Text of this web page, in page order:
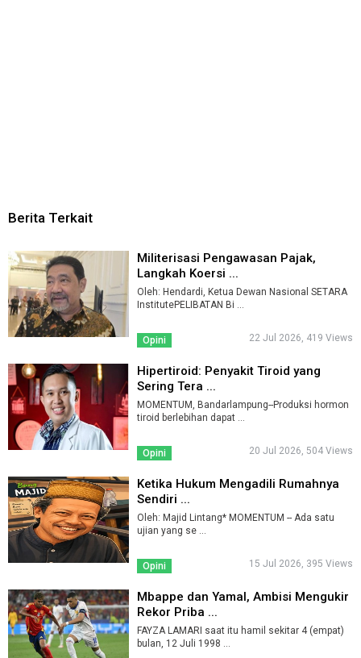
Berita Terkait
Militerisasi Pengawasan Pajak,
Langkah Koersi ...
Oleh: Hendardi, Ketua Dewan Nasional SETARA
InstitutePELIBATAN Bi ...
Opini 22 Jul 2026, 419 Views
Hipertiroid: Penyakit Tiroid yang
Sering Tera ...
MOMENTUM, Bandarlampung--Produksi hormon
tiroid berlebihan dapat ...
Opini 20 Jul 2026, 504 Views
Ketika Hukum Mengadili Rumahnya
Sendiri ...
Oleh: Majid Lintang* MOMENTUM -- Ada satu
ujian yang se ...
Opini 15 Jul 2026, 395 Views
Mbappe dan Yamal, Ambisi Mengukir
Rekor Priba ...
FAYZA LAMARI saat itu hamil sekitar 4 (empat)
bulan, 12 Juli 1998 ...